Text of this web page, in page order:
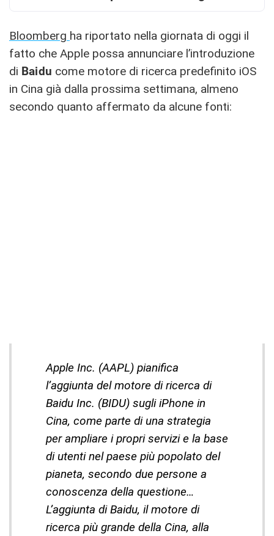
Bloomberg ha riportato nella giornata di oggi il
fatto che Apple possa annunciare l’introduzione
di Baidu come motore di ricerca predefinito iOS
in Cina già dalla prossima settimana, almeno
secondo quanto affermato da alcune fonti:
Apple Inc. (AAPL) pianifica
l’aggiunta del motore di ricerca di
Baidu Inc. (BIDU) sugli iPhone in
Cina, come parte di una strategia
per ampliare i propri servizi e la base
di utenti nel paese più popolato del
pianeta, secondo due persone a
conoscenza della questione…
L’aggiunta di Baidu, il motore di
ricerca più grande della Cina, alla